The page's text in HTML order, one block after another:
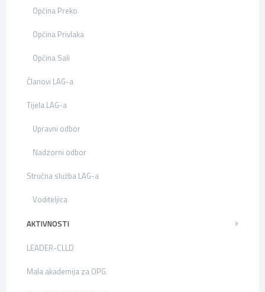
Općina Preko
Općina Privlaka
Općina Sali
Članovi LAG-a
Tijela LAG-a
Upravni odbor
Nadzorni odbor
Stručna služba LAG-a
Voditeljica
AKTIVNOSTI
LEADER-CLLD
Mala akademija za OPG